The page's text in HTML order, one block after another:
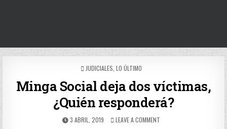
POSTED
JUDICIALES LO ÚLTIMO
Minga Social deja dos víctimas,
¿Quién responderá?
PUBLISHED
3 ABRIL, 2019 LEAVE A COMMENTON